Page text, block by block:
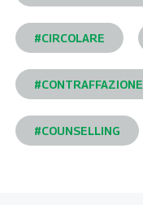
#CIRCOLARE
#CONTRAFFAZIONE
#COUNSELLING